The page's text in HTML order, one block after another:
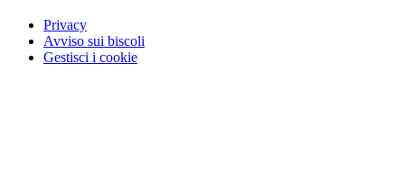
Privacy
Avviso sui biscoli
Gestisci i cookie